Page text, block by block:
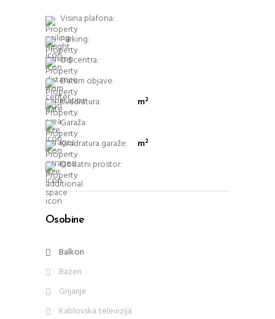
Visina plafona:
Parking:
Od centra:
Datum objave:
Kvadratura:
m²
Garaža:
Kvadratura garaže:
m²
Dodatni prostor:
Osobine
Balkon
Bazen
Grijanje
Kablovska televizija